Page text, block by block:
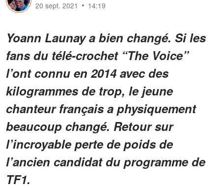
20 sept. 2021
14:19
Yoann Launay a bien changé. Si les
fans du télé-crochet “The Voice”
l’ont connu en 2014 avec des
kilogrammes de trop, le jeune
chanteur français a physiquement
beaucoup changé. Retour sur
l’incroyable perte de poids de
l’ancien candidat du programme de
TF1.